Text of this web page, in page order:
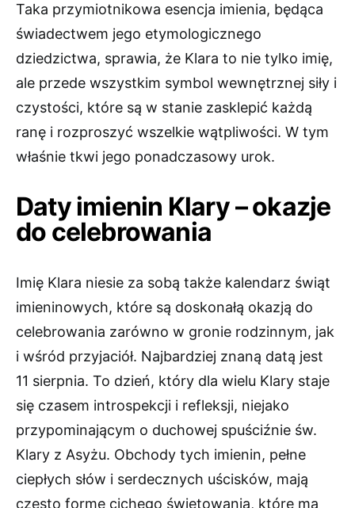
Taka przymiotnikowa esencja imienia, będąca
świadectwem jego etymologicznego
dziedzictwa, sprawia, że Klara to nie tylko imię,
ale przede wszystkim symbol wewnętrznej siły i
czystości, które są w stanie zasklepić każdą
ranę i rozproszyć wszelkie wątpliwości. W tym
właśnie tkwi jego ponadczasowy urok.
Daty imienin Klary – okazje
do celebrowania
Imię Klara niesie za sobą także kalendarz świąt
imieninowych, które są doskonałą okazją do
celebrowania zarówno w gronie rodzinnym, jak
i wśród przyjaciół. Najbardziej znaną datą jest
11 sierpnia. To dzień, który dla wielu Klary staje
się czasem introspekcji i refleksji, niejako
przypominającym o duchowej spuściźnie św.
Klary z Asyżu. Obchody tych imienin, pełne
ciepłych słów i serdecznych uścisków, mają
często formę cichego świętowania, które ma